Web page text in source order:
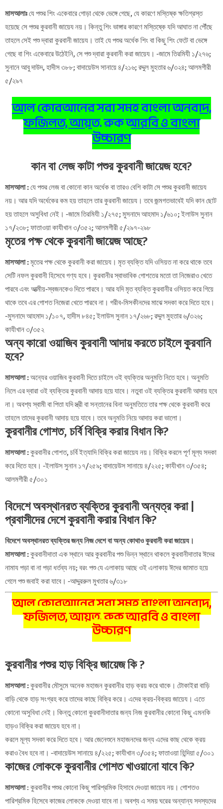
মাসআলাঃযে পশুর শিং একেবারে গোড়া থেকে ভেঙ্গে গেছে, যে কারণে মস্তিষ্ক ক্ষতিগ্রস্ত
হয়েছে সে পশুর কুরবানী জায়েয নয়। কিন্তু শিং ভাঙ্গার কারণে মস্তিষ্কে যদি আঘাত না পৌঁছে
তাহলে সেই পশু দ্বারা কুরবানী জায়েয। তাই যে পশুর অর্ধেক শিং বা কিছু শিং ফেটে বা ভেঙ্গে
গেছে বা শিং একেবারে উঠেইনি, সে পশু দ্বারা কুরবানী করা জায়েয। -জামে তিরমিযী ১/২৭৬;
সুনানে আবু দাউদ, হাদীস ৩৮৮; বাদায়েউস সানায়ে ৪/২১৬; রদ্দুল মুহতার ৬/৩২৪; আলমগীরী
৫/২৯৭
আল কোরআনের সূরা সমূহ বাংলা অনুবাদ,
ফজিলত, আয়ত, রুকু আরবি ও বাংলা
উচ্চারণ
কান বা লেজ কাটা পশুর কুরবানী জায়েজ হবে?
মাসআলা :যে পশুর লেজ বা কোনো কান অর্ধেক বা তারও বেশি কাটা সে পশুর কুরবানী জায়েয
নয়। আর যদি অর্ধেকের কম হয় তাহলে তার কুরবানী জায়েয। তবে জন্মগতভাবেই যদি কান ছোট
হয় তাহলে অসুবিধা নেই। -জামে তিরমিযী ১/২৭৫; মুসনাদে আহমাদ ১/৬১০; ইলাউস সুনান
১৭/২৩৮; ফাতাওয়া কাযীখান ৩/৩৫২; আলমগীরী ৫/২৯৭-২৯৮
মৃতের পক্ষ থেকে কুরবানী জায়েজ আছে?
মাসআলা :মৃতের পক্ষ থেকে কুরবানী করা জায়েয। মৃত ব্যক্তি যদি ওসিয়ত না করে থাকে তবে
সেটি নফল কুরবানী হিসেবে গণ্য হবে। কুরবানীর স্বাভাবিক গোশতের মতো তা নিজেরাও খেতে
পারবে এবং আত্মীয়-স্বজনকেও দিতে পারবে। আর যদি মৃত ব্যক্তি কুরবানীর ওসিয়ত করে গিয়ে
থাকে তবে এর গোশত নিজেরা খেতে পারবে না। গরীব-মিসকীনদের মাঝে সদকা করে দিতে হবে।
-মুসনাদে আহমাদ ১/১০৭, হাদীস ৮৪৫; ইলাউস সুনান ১৭/২৬৮; রদ্দুল মুহতার ৬/৩২৬;
কাযীখান ৩/৩৫২
অন্য কারো ওয়াজিব কুরবানী আদায় করতে চাইলে কুরবানি
হবে?
মাসআলা :অন্যের ওয়াজিব কুরবানী দিতে চাইলে ওই ব্যক্তির অনুমতি নিতে হবে। অনুমতি
নিলে এর দ্বারা ওই ব্যক্তির কুরবানী আদায় হয়ে যাবে। নতুবা ওই ব্যক্তির কুরবানী আদায় হবে
না। অবশ্য স্বামী বা পিতা যদি স্ত্রী বা সন্তানের বিনা অনুমতিতে তার পক্ষ থেকে কুরবানী করে
তাহলে তাদের কুরবানী আদায় হয়ে যাবে। তবে অনুমতি নিয়ে আদায় করা ভালো।
কুরবানীর গোশত, চর্বি বিক্রি করার বিধান কি?
মাসআলা :কুরবানীর গোশত, চর্বি ইত্যাদি বিক্রি করা জায়েয নয়। বিক্রি করলে পূর্ণ মূল্য সদকা
করে দিতে হবে। -ইলাউস সুনান ১৭/২৫৯; বাদায়েউস সানায়ে ৪/২২৫; কাযীখান ৩/৩৫৪;
আলমগীরী ৫/৩০১
বিদেশে অবস্থানরত ব্যক্তির কুরবানী অন্যত্র করা |
প্রবাসীদের দেশে কুরবানী করার বিধান কি?
বিদেশে অবস্থানরত ব্যক্তির জন্য নিজ দেশে বা অন্য কোথাও কুরবানী করা জায়েয।
মাসআলা :কুরবানীদাতা এক স্থানে আর কুরবানীর পশু ভিন্ন স্থানে থাকলে কুরবানীদাতার ঈদের
নামায পড়া বা না পড়া ধর্তব্য নয়; বরং পশু যে এলাকায় আছে ওই এলাকায় ঈদের জামাত হয়ে
গেলে পশু জবাই করা যাবে। -আদ্দুররুল মুখতার ৬/৩১৮
আল কোরআনের সূরা সমূহ বাংলা অনুবাদ,
ফজিলত, আয়ত, রুকু আরবি ও বাংলা
উচ্চারণ
কুরবানীর পশুর হাড় বিক্রি জায়েজ কি ?
মাসআলা :কুরবানীর মৌসুমে অনেক মহাজন কুরবানীর হাড় ক্রয় করে থাকে। টোকাইরা বাড়ি
বাড়ি থেকে হাড় সংগ্রহ করে তাদের কাছে বিক্রি করে। এদের ক্রয়-বিক্রয় জায়েয। এতে
কোনো অসুবিধা নেই। কিন্তু কোনো কুরবানীদাতার জন্য নিজ কুরবানীর কোনো কিছু এমনকি
হাড়ও বিক্রি করা জায়েয হবে না।
করলে মূল্য সদকা করে দিতে হবে। আর জেনেশুনে মহাজনদের জন্য এদের কাছ থেকে ক্রয়
করাও বৈধ হবে না। -বাদায়েউস সানায়ে ৪/২২৫; কাযীখান ৩/৩৫৪; ফাতাওয়া হিন্দিয়া ৫/৩০১
কাজের লোককে কুরবানীর গোশত খাওয়ানো যাবে কি?
মাসআলা: কুরবানীর পশুর কোনো কিছু পারিশ্রমিক হিসাবে দেওয়া জায়েয নয়। গোশতও
পারিশ্রমিক হিসেবে কাজের লোককে দেওয়া যাবে না। অবশ্য এ সময় ঘরের অন্যান্য সদস্যদের